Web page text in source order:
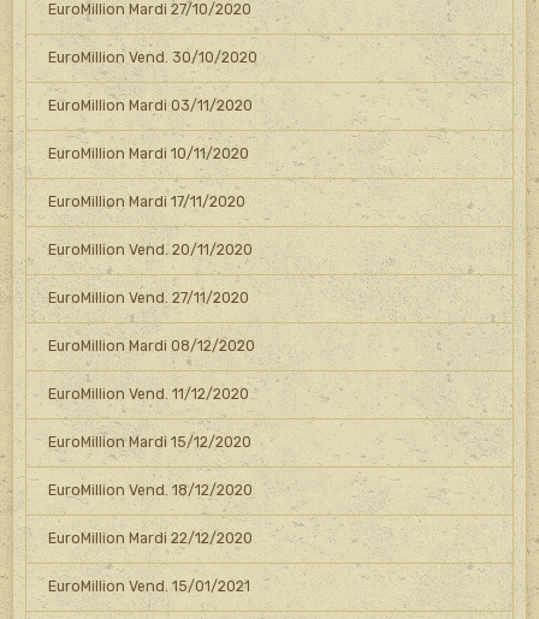
EuroMillion Mardi 27/10/2020
EuroMillion Vend. 30/10/2020
EuroMillion Mardi 03/11/2020
EuroMillion Mardi 10/11/2020
EuroMillion Mardi 17/11/2020
EuroMillion Vend. 20/11/2020
EuroMillion Vend. 27/11/2020
EuroMillion Mardi 08/12/2020
EuroMillion Vend. 11/12/2020
EuroMillion Mardi 15/12/2020
EuroMillion Vend. 18/12/2020
EuroMillion Mardi 22/12/2020
EuroMillion Vend. 15/01/2021